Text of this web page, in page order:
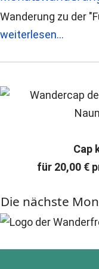
Wanderung zu der
weiterlesen...
Cap
für 20,00 €
Die nächste